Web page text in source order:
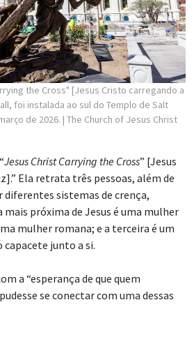
the Cross" [Jesus Cristo carregando a
foi instalada ao sul do Templo de Salt
de 2026. | The Church of Jesus Christ
Jesus Christ Carrying the Cross” [Jesus
Ela retrata três pessoas, além de
diferentes sistemas de crença,
mais próxima de Jesus é uma mulher
mulher romana; e a terceira é um
junto a si.
a “esperança de que quem
se conectar com uma dessas